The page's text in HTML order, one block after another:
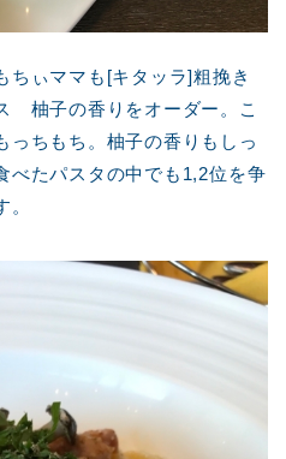
ちぃママも[キタッラ]粗挽き
柚子の香りをオーダー。こ
っちもち。柚子の香りもしっ
べたパスタの中でも1,2位を争